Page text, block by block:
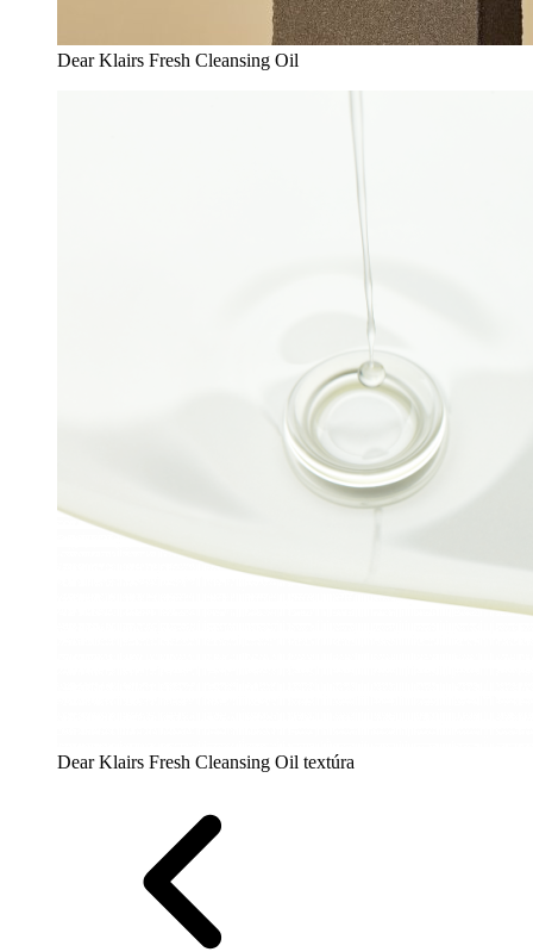
Dear Klairs Fresh Cleansing Oil
Dear Klairs Fresh Cleansing Oil textúra